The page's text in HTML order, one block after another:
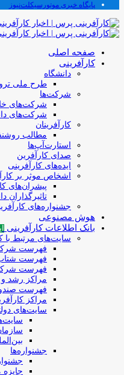
پایگاه خبری موتورسیکلت‌نیوز
صفحه اصلی
کارآفرینی
دانشگاه
طرح ملی
شرکت‌ها
شرکت‌های
شرکت‌های
کارآفرینان
مطالب
استارت‌آپ‌ها
صدای کارآفرین
ایده‌های کارآفرینی
اشخاص موثر بر
پیشران‌های
تاثیرگذاران
جشنواره‌های
هوش مصنوعی
بانک اطلاعات کارآفرینی
سایت‌های مرتبط با
فهرست
فهرست
فهرست
مراکز رشد و
فهرست
مراکز
سایت‌های
جشنواره‌ها